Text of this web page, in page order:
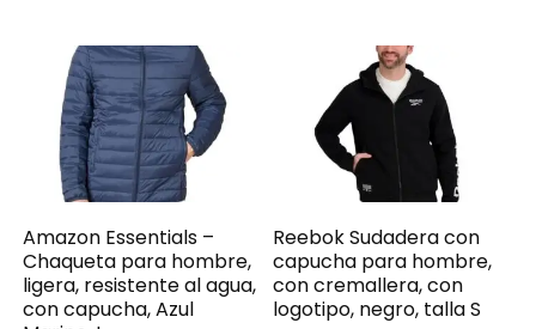
Amazon Essentials –
Chaqueta para hombre,
ligera, resistente al agua,
con capucha, Azul
Reebok Sudadera con
capucha para hombre,
con cremallera, con
logotipo, negro, talla S